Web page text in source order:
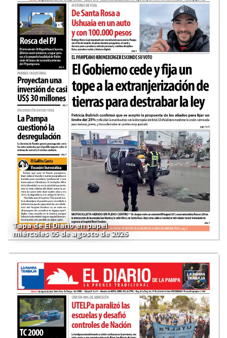
Tapa de El Diario en papel
miércoles 05 de agosto de 2026